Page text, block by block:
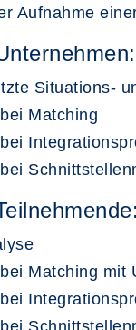
Aufnahme
Situations-
Matching
Matching mit